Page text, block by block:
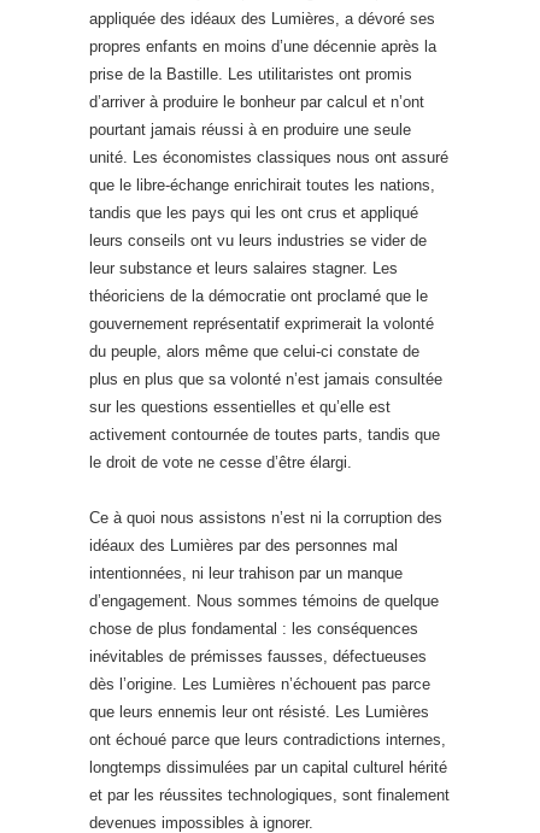
appliquée des idéaux des Lumières, a dévoré ses
propres enfants en moins d’une décennie après la
prise de la Bastille. Les utilitaristes ont promis
d’arriver à produire le bonheur par calcul et n’ont
pourtant jamais réussi à en produire une seule
unité. Les économistes classiques nous ont assuré
que le libre-échange enrichirait toutes les nations,
tandis que les pays qui les ont crus et appliqué
leurs conseils ont vu leurs industries se vider de
leur substance et leurs salaires stagner. Les
théoriciens de la démocratie ont proclamé que le
gouvernement représentatif exprimerait la volonté
du peuple, alors même que celui-ci constate de
plus en plus que sa volonté n’est jamais consultée
sur les questions essentielles et qu’elle est
activement contournée de toutes parts, tandis que
le droit de vote ne cesse d’être élargi.
Ce à quoi nous assistons n’est ni la corruption des
idéaux des Lumières par des personnes mal
intentionnées, ni leur trahison par un manque
d’engagement. Nous sommes témoins de quelque
chose de plus fondamental : les conséquences
inévitables de prémisses fausses, défectueuses
dès l’origine. Les Lumières n’échouent pas parce
que leurs ennemis leur ont résisté. Les Lumières
ont échoué parce que leurs contradictions internes,
longtemps dissimulées par un capital culturel hérité
et par les réussites technologiques, sont finalement
devenues impossibles à ignorer.